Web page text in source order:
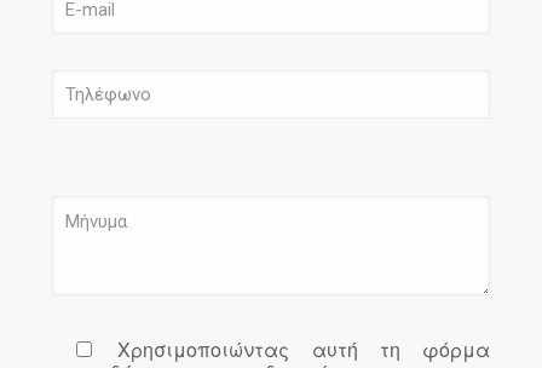
Χρησιμοποιώντας αυτή τη φόρμα